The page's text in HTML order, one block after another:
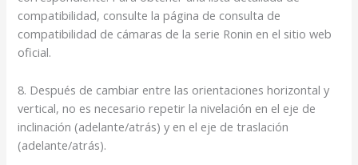
compatibilidad, consulte la página de consulta de
compatibilidad de cámaras de la serie Ronin en el sitio web
oficial.
8. Después de cambiar entre las orientaciones horizontal y
vertical, no es necesario repetir la nivelación en el eje de
inclinación (adelante/atrás) y en el eje de traslación
(adelante/atrás).